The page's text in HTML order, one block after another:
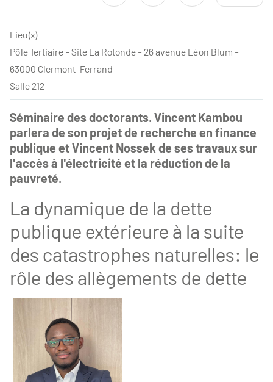
Lieu(x)
Pôle Tertiaire - Site La Rotonde - 26 avenue Léon Blum -
63000 Clermont-Ferrand
Salle 212
Séminaire des doctorants. Vincent Kambou
parlera de son projet de recherche en finance
publique et Vincent Nossek de ses travaux sur
l'accès à l'électricité et la réduction de la
pauvreté.
La dynamique de la dette
publique extérieure à la suite
des catastrophes naturelles: le
rôle des allègements de dette